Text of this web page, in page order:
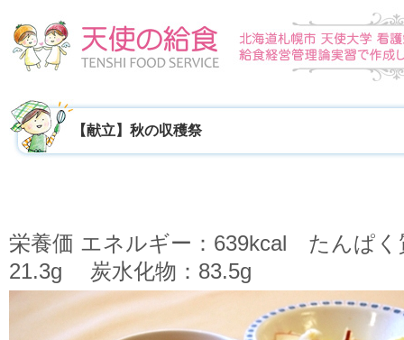
【献立】秋の収穫祭
栄養価 エネルギー：639kcal たんぱ
21.3g 炭水化物：83.5g